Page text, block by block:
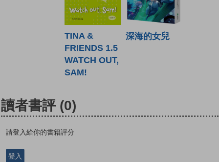
TINA &
FRIENDS 1.5
WATCH OUT,
SAM!
深海的女兒
讀者書評 (0)
請登入給你的書籍評分
登入